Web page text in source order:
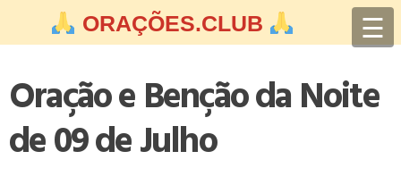
ORAÇÕES.CLUB ☰
Oração e Benção da Noite
de 09 de Julho